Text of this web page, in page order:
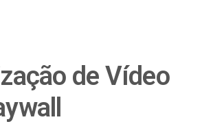
de Vídeo